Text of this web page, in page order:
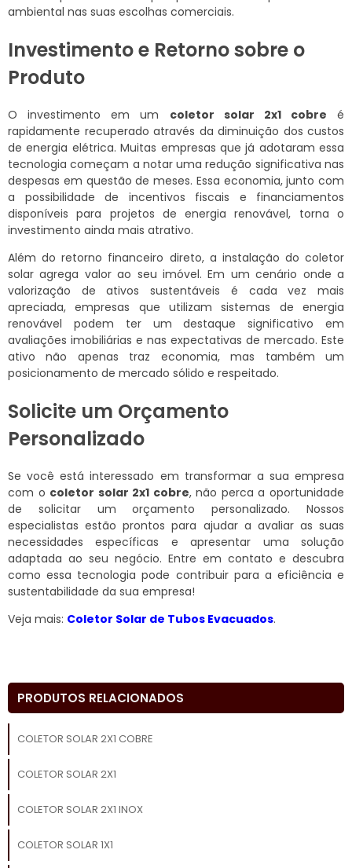
ambiental nas suas escolhas comerciais.
Investimento e Retorno sobre o
Produto
O investimento em um coletor solar 2x1 cobre é
rapidamente recuperado através da diminuição dos custos
de energia elétrica. Muitas empresas que já adotaram essa
tecnologia começam a notar uma redução significativa nas
despesas em questão de meses. Essa economia, junto com
a possibilidade de incentivos fiscais e financiamentos
disponíveis para projetos de energia renovável, torna o
investimento ainda mais atrativo.
Além do retorno financeiro direto, a instalação do coletor
solar agrega valor ao seu imóvel. Em um cenário onde a
valorização de ativos sustentáveis é cada vez mais
apreciada, empresas que utilizam sistemas de energia
renovável podem ter um destaque significativo em
avaliações imobiliárias e nas expectativas de mercado. Este
ativo não apenas traz economia, mas também um
posicionamento de mercado sólido e respeitado.
Solicite um Orçamento
Personalizado
Se você está interessado em transformar a sua empresa
com o coletor solar 2x1 cobre, não perca a oportunidade
de solicitar um orçamento personalizado. Nossos
especialistas estão prontos para ajudar a avaliar as suas
necessidades específicas e apresentar uma solução
adaptada ao seu negócio. Entre em contato e descubra
como essa tecnologia pode contribuir para a eficiência e
sustentabilidade da sua empresa!
Veja mais: Coletor Solar de Tubos Evacuados.
PRODUTOS RELACIONADOS
COLETOR SOLAR 2X1 COBRE
COLETOR SOLAR 2X1
COLETOR SOLAR 2X1 INOX
COLETOR SOLAR 1X1